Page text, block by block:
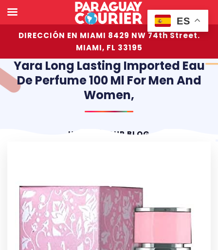
DIRECCIÓN EN MIAMI 8429 NW 74th Street.
MIAMI, FL 33195
Yara Long Lasting Imported Eau
De Perfume 100 Ml For Men And
Women,
HOME OUR BLOG
ES